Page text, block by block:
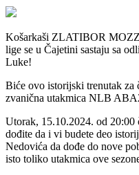
Košarkaši ZLATIBOR
lige se u Čajetini sastaju sa
Luke!
Biće ovo istorijski trenutak za
zvanična utakmica NLB
Utorak, 15.10.2024. od 20:00
dođite da i vi budete deo
Nedovića da dođe do nove
isto toliko utakmica ove